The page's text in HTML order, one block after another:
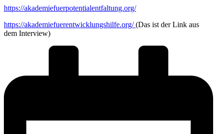
https://akademiefuerpotentialentfaltung.org/
https://akademiefuerentwicklungshilfe.org/(Das ist der Link aus
dem Interview)